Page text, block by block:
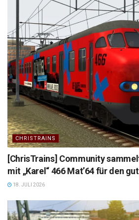
CHRISTRAINS
[ChrisTrains] Community
mit „Karel“ 466 Mat’64 für den
18. JULI 2026